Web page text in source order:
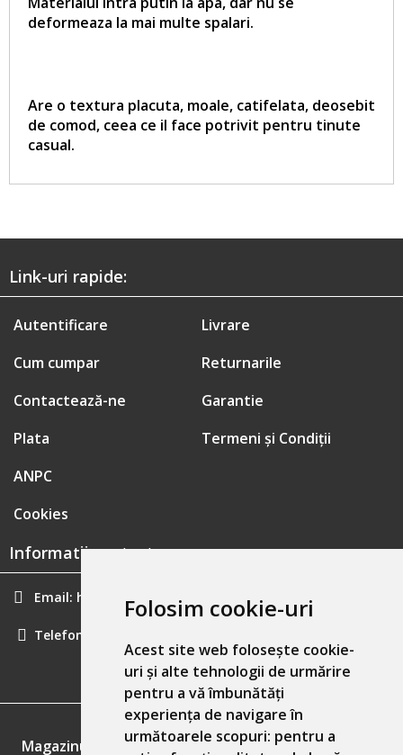
Folosim cookie-uri
Acest site web folosește cookie-
uri și alte tehnologii de urmărire
pentru a vă îmbunătăți
experiența de navigare în
următoarele scopuri: pentru a
deformeaza la mai multe spalari.
Are o textura placuta, moale, catifelata, deosebit
de comod, ceea ce il face potrivit pentru tinute
casual.
Link-uri rapide:
Autentificare
Cum cumpar
Contactează-ne
Plata
Livrare
Returnarile
Garantie
Termeni și Condiții
ANPC
Cookies
Informatii contact:
Email: hainecomode@gmail.com
Telefon:
GDPR
Magazinul nostru respecta 100% prevederile GDPR.